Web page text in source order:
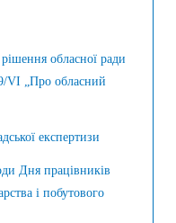
обласної ради
VI „Про обласний
експертизи
Дня працівників
і побутового